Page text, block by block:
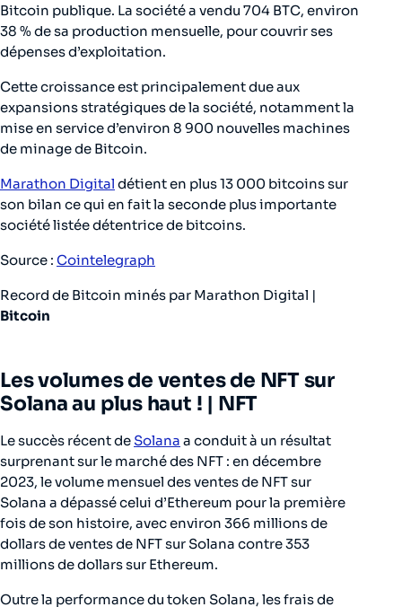
Bitcoin publique. La société a vendu 704 BTC, environ
38 % de sa production mensuelle, pour couvrir ses
dépenses d’exploitation.
Cette croissance est principalement due aux
expansions stratégiques de la société, notamment la
mise en service d’environ 8 900 nouvelles machines
de minage de Bitcoin.
Marathon Digital détient en plus 13 000 bitcoins sur
son bilan ce qui en fait la seconde plus importante
société listée détentrice de bitcoins.
Source : Cointelegraph
Record de Bitcoin minés par Marathon Digital |
Bitcoin
Les volumes de ventes de NFT sur
Solana au plus haut ! | NFT
Le succès récent de Solana a conduit à un résultat
surprenant sur le marché des NFT : en décembre
2023, le volume mensuel des ventes de NFT sur
Solana a dépassé celui d’Ethereum pour la première
fois de son histoire, avec environ 366 millions de
dollars de ventes de NFT sur Solana contre 353
millions de dollars sur Ethereum.
Outre la performance du token Solana, les frais de